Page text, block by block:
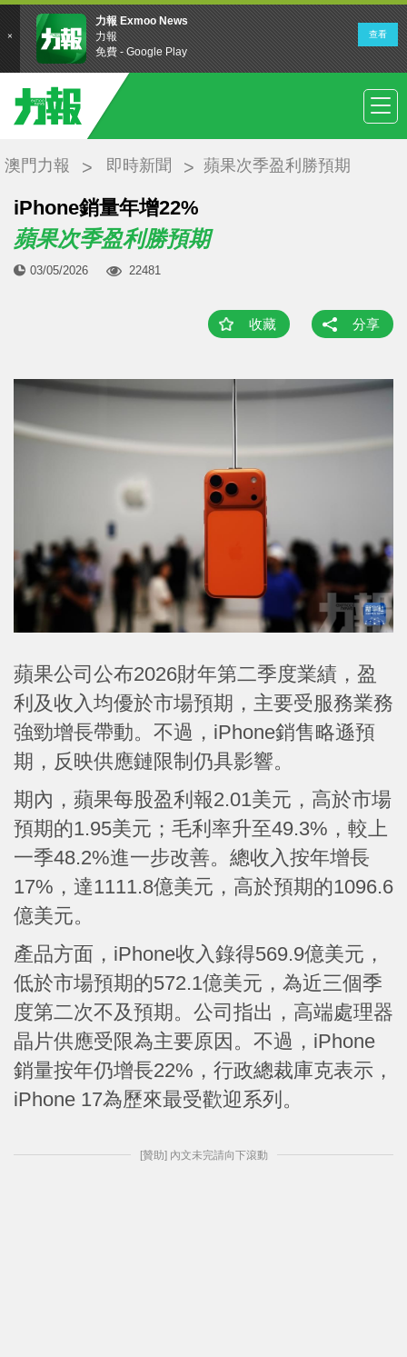
澳門力報 即時新聞 蘋果次季盈利勝預期
iPhone銷量年增22%
蘋果次季盈利勝預期
03/05/2026 22481
收藏 分享
蘋果公司公布2026財年第二季度業績，盈
利及收入均優於市場預期，主要受服務業務
強勁增長帶動。不過，iPhone銷售略遜預
期，反映供應鏈限制仍具影響。
期內，蘋果每股盈利報2.01美元，高於市場
預期的1.95美元；毛利率升至49.3%，較上
一季48.2%進一步改善。總收入按年增長
17%，達1111.8億美元，高於預期的1096.6
億美元。
產品方面，iPhone收入錄得569.9億美元，
低於市場預期的572.1億美元，為近三個季
度第二次不及預期。公司指出，高端處理器
晶片供應受限為主要原因。不過，iPhone
銷量按年仍增長22%，行政總裁庫克表示，
iPhone 17為歷來最受歡迎系列。
[贊助] 內文未完請向下滾動